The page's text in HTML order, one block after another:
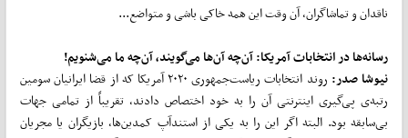
ناقدان و تماشاگران، آن وقت این همه خاکی باشی و متواضع...
رسانه‌ها در انتخابات آمریکا: آن‌چه آن‌ها می‌گویند، آن‌چه ما می‌شنویم!
نیوشا صدر:
روند انتخابات ریاست‌جمهوری ۲۰۲۰ آمریکا که از قضا ایرانیان سومین
رتبه‌ی پی‌گیری اینترنتی آن را به خود اختصاص دادند، تقریباً از تمامی جهات
بی‌سابقه بود. البته اگر این را به یکی از استندآپ کمدین‌ها، بازیگران یا مجریان